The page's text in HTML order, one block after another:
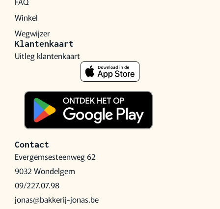
Winkel
Wegwijzer
Klantenkaart
Uitleg klantenkaart
Contact
Evergemsesteenweg 62
9032 Wondelgem
09/227.07.98
jonas@bakkerij-jonas.be